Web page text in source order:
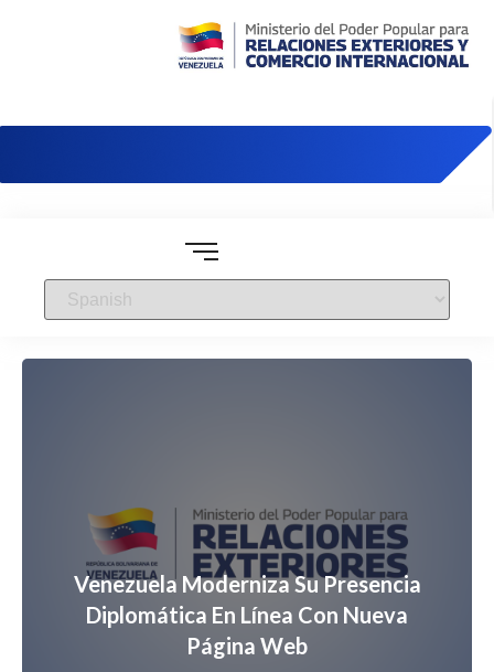
Venezuela Moderniza Su Presencia
Diplomática En Línea Con Nueva
Página Web